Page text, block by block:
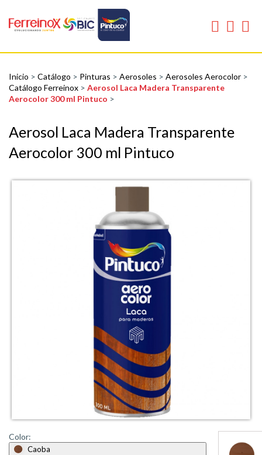
Inicio > Catálogo > Pinturas > Aerosoles > Aerosoles Aerocolor >
Catálogo Ferreinox > Aerosol Laca Madera Transparente
Aerocolor 300 ml Pintuco >
Aerosol Laca Madera Transparente
Aerocolor 300 ml Pintuco
Color:
Caoba